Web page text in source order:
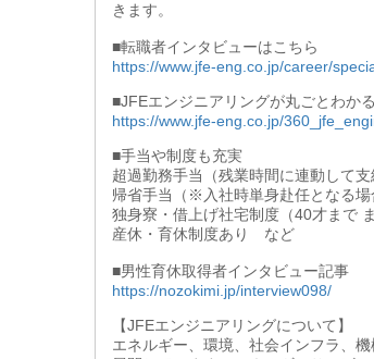
きます。
■転職者インタビューはこちら
https://www.jfe-eng.co.jp/career/
■JFEエンジニアリングが丸ごとわか
https://www.jfe-eng.co.jp/
■手当や制度も充実
超過勤務手当（残業時間に連動して支
帰省手当（※入社時単身赴任となる場
独身寮・借上げ社宅制度（40才まで
産休・育休制度あり など
■男性育休取得者インタビュー記事
https://nozokimi.jp/interview098/
【JFEエンジニアリングについて】
エネルギー、環境、社会インフラ、